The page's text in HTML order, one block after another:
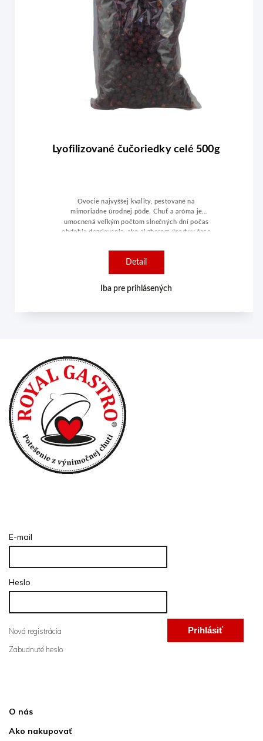
Lyofilizované čučoriedky celé 500g
Iba pre prihlásených
Detail
Ovocie najvyššej kvality, pestované na
mimoriadne úrodnej pôde. Chuť a aróma je
umocnená veľkým počtom slnečných dní počas
obdobia dozrievania, ako aj zberom úrody v čase
ukazovatele sú zárukou dokonalej chuťovej
harmónie ovocia.
E-mail
Heslo
Prihlásiť
Nová registrácia
Zabudnuté heslo
O nás
Ako nakupovať